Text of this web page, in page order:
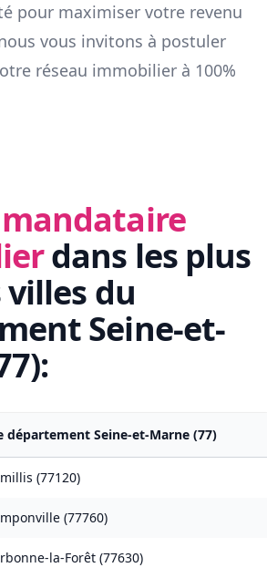
pour maximiser votre revenu
vous invitons à postuler
réseau immobilier à 100%
dans les plus
du
Seine-et-
):
département Seine-et-Marne (77)
(77120)
(77760)
la-Forêt (77630)